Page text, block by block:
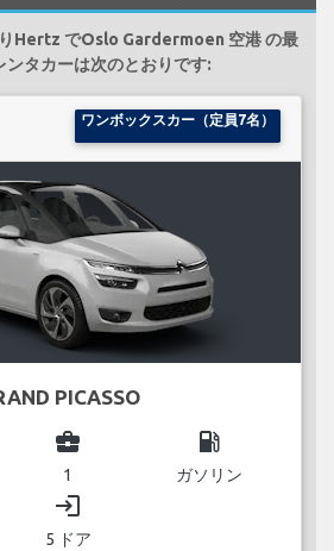
Hertz でOslo Gardermoen 空港 の最
ンタカーは次のとおりです:
ワンボックスカー（定員7名）
PICASSO
business_center
1
local_gas_station
ガソリン
login
5 ドア